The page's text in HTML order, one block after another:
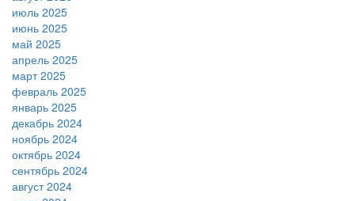
июль 2025
июнь 2025
май 2025
апрель 2025
март 2025
февраль 2025
январь 2025
декабрь 2024
ноябрь 2024
октябрь 2024
сентябрь 2024
август 2024